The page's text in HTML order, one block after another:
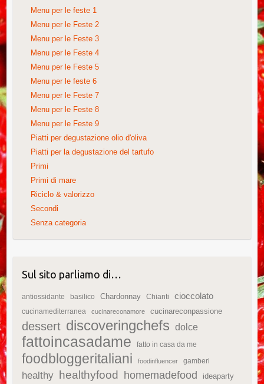
Menu per le feste 1
Menu per le Feste 2
Menu per le Feste 3
Menu per le Feste 4
Menu per le Feste 5
Menu per le feste 6
Menu per le Feste 7
Menu per le Feste 8
Menu per le Feste 9
Piatti per degustazione olio d'oliva
Piatti per la degustazione del tartufo
Primi
Primi di mare
Riciclo & valorizzo
Secondi
Senza categoria
Sul sito parliamo di…
antiossidante basilico Chardonnay Chianti cioccolato
cucinamediterranea cucinareconamore cucinareconpassione
dessert discoveringchefs dolce
fattoincasadame fatto in casa da me
foodbloggeritaliani foodinfluencer gamberi
healthy healthyfood homemadefood ideaparty